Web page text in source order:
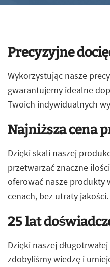
Precyzyjne
Wykorzystując nasze
gwarantujemy idealne
Twoich indywidualnych
Najniższa cena
Dzięki skali naszej
przetwarzać znaczne
oferować nasze produkty
cenach, bez utraty jakości.
25 lat
Dzięki naszej
zdobyliśmy wiedzę i